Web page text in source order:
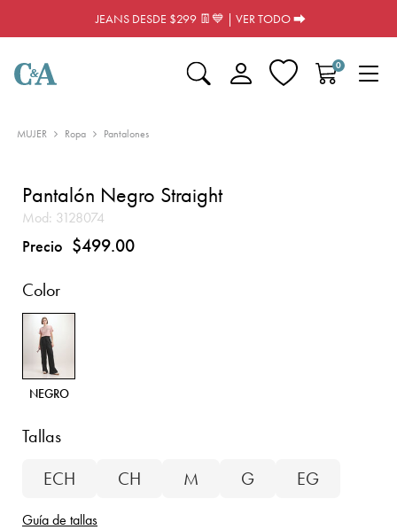
JEANS DESDE $299 👖💙 | VER TODO ⮕
0
MUJER Ropa Pantalones
Pantalón Negro Straight
Mod: 3128074
Precio $499.00
Color
NEGRO
Tallas
ECH
CH M G EG
Guía de tallas